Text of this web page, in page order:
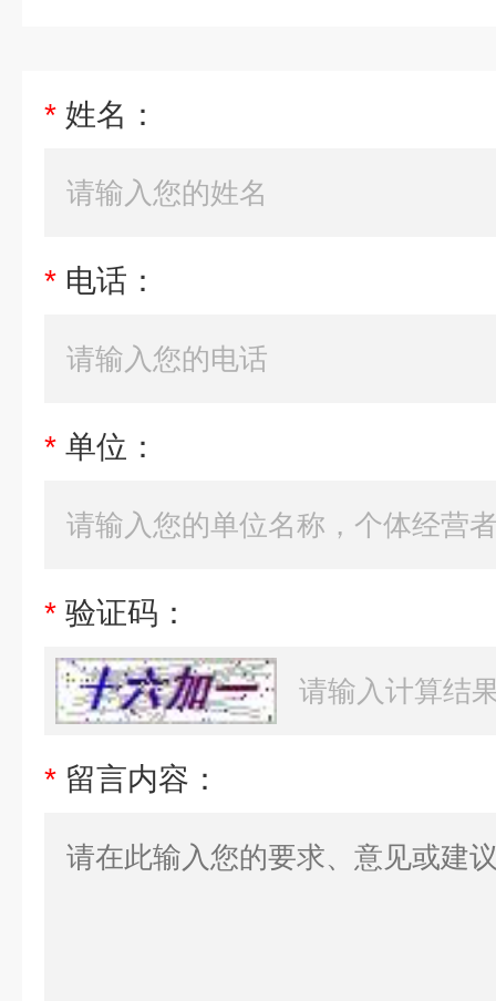
* 姓名：
* 电话：
* 单位：
* 验证码：
* 留言内容：